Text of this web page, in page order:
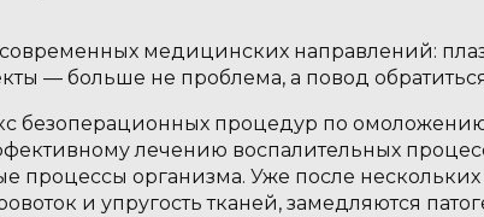
медицинских направлений:
— больше не проблема, а повод
безоперационных процедур по
лечению воспалительных
процессы организма. Уже после
и упругость тканей, замедляются